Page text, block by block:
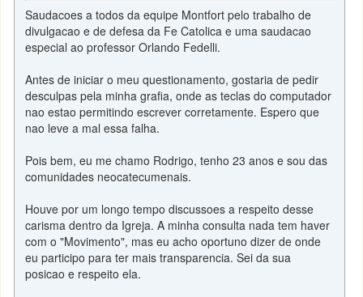
Saudacoes a todos da equipe Montfort pelo trabalho de
divulgacao e de defesa da Fe Catolica e uma saudacao
especial ao professor Orlando Fedelli.
Antes de iniciar o meu questionamento, gostaria de pedir
desculpas pela minha grafia, onde as teclas do computador
nao estao permitindo escrever corretamente. Espero que
nao leve a mal essa falha.
Pois bem, eu me chamo Rodrigo, tenho 23 anos e sou das
comunidades neocatecumenais.
Houve por um longo tempo discussoes a respeito desse
carisma dentro da Igreja. A minha consulta nada tem haver
com o "Movimento", mas eu acho oportuno dizer de onde
eu participo para ter mais transparencia. Sei da sua
posicao e respeito ela.